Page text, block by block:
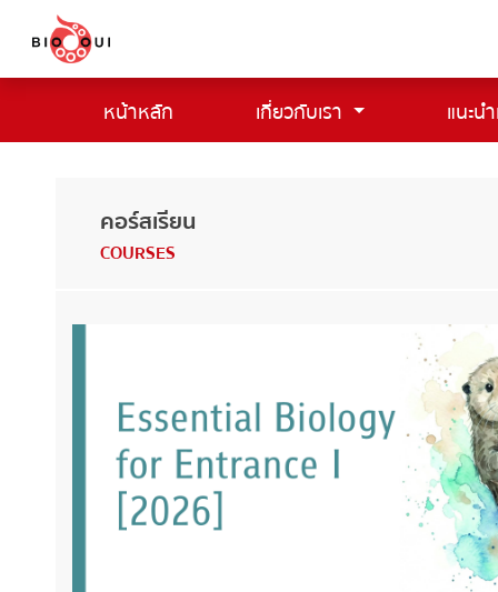
หน้าหลัก(current) เกี่ยวกับเรา แนะน
คอร์สเรียน
COURSES